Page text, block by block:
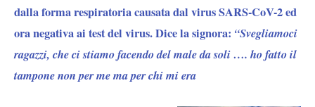
dalla forma respiratoria causata dal virus SARS-CoV-2 ed
ora negativa ai test del virus. Dice la signora: “Svegliamoci
ragazzi, che ci stiamo facendo del male da soli …. ho fatto il
tampone non per me ma per chi mi era